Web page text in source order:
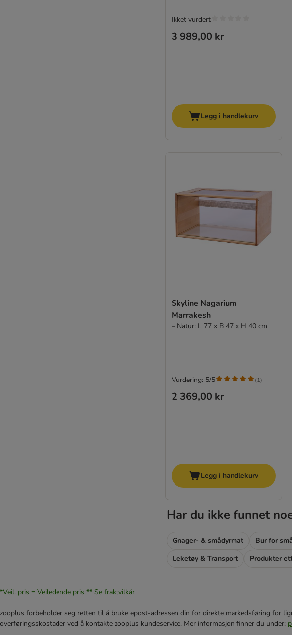
3 989,00 kr
Ikket vurdert
Legg i handlekurv
Skyline Nagarium
Marrakesh
– Natur: L 77 x B 47 x H 40 cm
2 369,00 kr
Vurdering: 5/5 (1)
Legg i handlekurv
Har du ikke funnet
Gnager- & smådyrmat Bur for
Leketøy & Transport
Produkter
*Veil. pris = Veiledende pris ** Se fraktvilkår
zooplus forbeholder seg retten til å bruke epost-adressen din for direkte markedsføring for
overføringsskostader ved å kontakte zooplus kundeservice. Mer informasjon finner du under: